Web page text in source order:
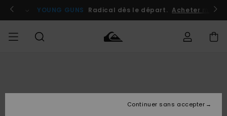
l'information
le
Se connecter / s'inscrire
YOUNG GUNS Radical dès le départ. Acheter
Continuer sans accepter